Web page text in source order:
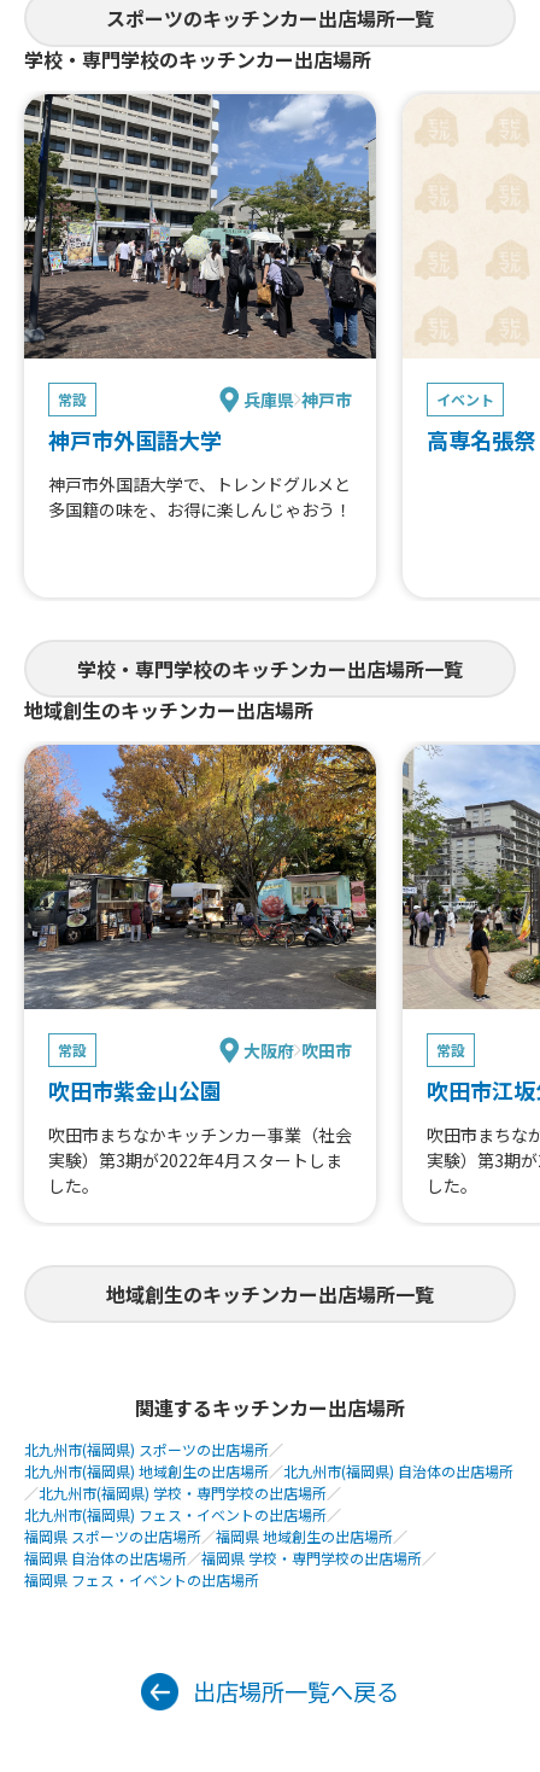
スポーツのキッチンカー出店場所一覧
学校・専門学校のキッチンカー出店場所
常設 兵庫県 神戸市
神戸市外国語大学
神戸市外国語大学で、トレンドグルメと
多国籍の味を、お得に楽しんじゃおう！
イベント
高専名張祭
学校・専門学校のキッチンカー出店場所一覧
地域創生のキッチンカー出店場所
常設 大阪府 吹田市
吹田市紫金山公園
吹田市まちなかキッチンカー事業（社会
実験）第3期が2022年4月スタートしま
した。
常設
吹田市江
吹田市まちな
実験）第3期
した。
地域創生のキッチンカー出店場所一覧
関連するキッチンカー出店場所
北九州市(福岡県) スポーツの出店場所／
北九州市(福岡県) 地域創生の出店場所／北九州市(福岡県) 自治体の出店場所
／北九州市(福岡県) 学校・専門学校の出店場所／
北九州市(福岡県) フェス・イベントの出店場所／
福岡県 スポーツの出店場所／福岡県 地域創生の出店場所／
福岡県 自治体の出店場所／福岡県 学校・専門学校の出店場所／
福岡県 フェス・イベントの出店場所
出店場所一覧へ戻る